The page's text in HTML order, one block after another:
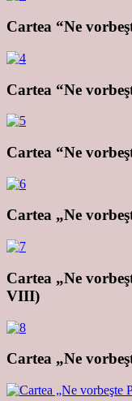
Cartea “Ne
Cartea “Ne
Cartea “Ne
Cartea „Ne
Cartea „Ne
VIII)
Cartea „Ne